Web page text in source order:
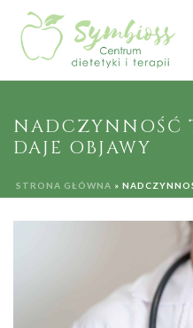
NADCZYNNOŚĆ
DAJE OBJAWY
STRONA GŁÓWNA »